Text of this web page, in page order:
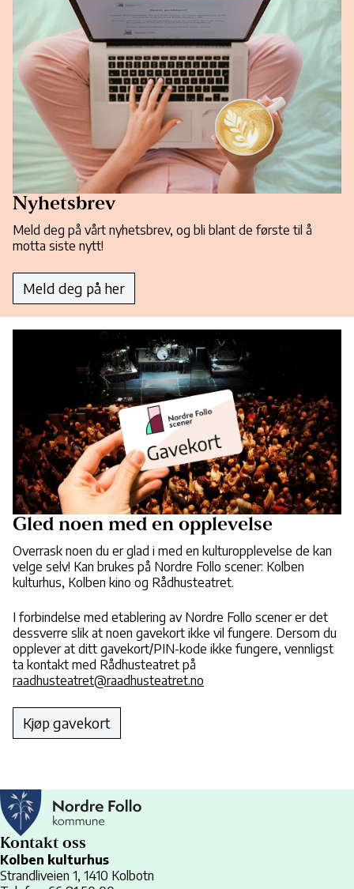
Nyhetsbrev
Meld deg på vårt nyhetsbrev, og bli blant de første til å
motta siste nytt!
Meld deg på her
Gled noen med en opplevelse
Overrask noen du er glad i med en kulturopplevelse de kan
velge selv! Kan brukes på Nordre Follo scener: Kolben
kulturhus, Kolben kino og Rådhusteatret.
I forbindelse med etablering av Nordre Follo scener er det
dessverre slik at noen gavekort ikke vil fungere. Dersom du
opplever at ditt gavekort/PIN-kode ikke fungere, vennligst
ta kontakt med Rådhusteatret på
raadhusteatret@raadhusteatret.no
Kjøp gavekort
Kontakt oss
Kolben kulturhus
Strandliveien 1, 1410 Kolbotn